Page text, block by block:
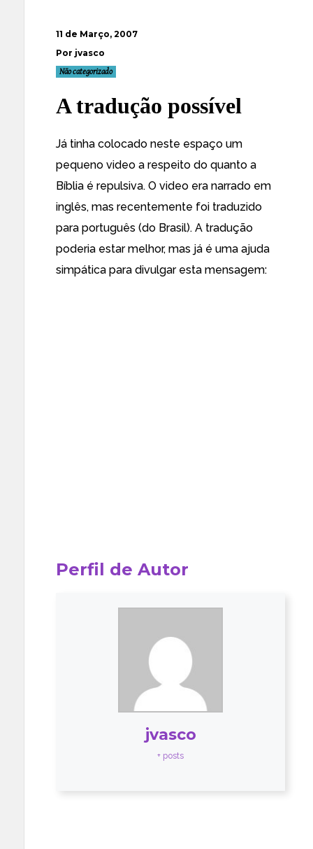
11 de Março, 2007
Por jvasco
Não categorizado
A tradução possível
Já tinha colocado neste espaço um
pequeno video a respeito do quanto a
Bíblia é repulsiva. O video era narrado em
inglês, mas recentemente foi traduzido
para português (do Brasil). A tradução
poderia estar melhor, mas já é uma ajuda
simpática para divulgar esta mensagem:
Perfil de Autor
jvasco
+ posts